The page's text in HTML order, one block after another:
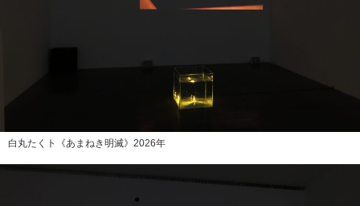
白丸たくト《あまねき明滅》2026年